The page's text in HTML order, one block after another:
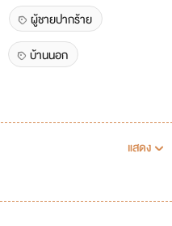
ผู้ชายปากร้าย
บ้านนอก
แสดง